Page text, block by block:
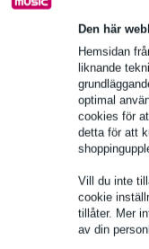
Den här
Hemsidan
liknande
optimal
cookies för
detta för att
Vill du inte
cookie
tillåter. Mer
av din
Produktinformation
rms-effekt: 10 W
toppeffekt: 20 W
impedans z: 8 ohm
Fullständiga